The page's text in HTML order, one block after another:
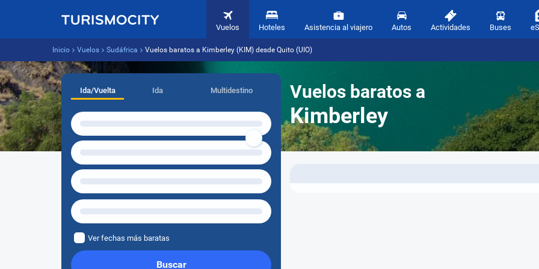
Vuelos Hoteles Asistencia al viajero Autos Actividades Buses
Inicio Vuelos Sudáfrica Vuelos baratos a Kimberley (KIM) desde Quito (UIO)
Vuelos baratos a
Kimberley
Ida/Vuelta Ida Multidestino
Ver fechas más baratas
Buscar